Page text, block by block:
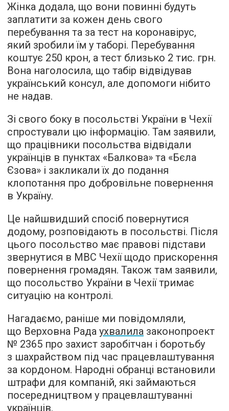
Жінка додала, що вони повинні будуть
заплатити за кожен день свого
перебування та за тест на коронавірус,
який зробили їм у таборі. Перебування
коштує 250 крон, а тест близько 2 тис. грн.
Вона наголосила, що табір відвідував
український консул, але допомоги нібито
не надав.
Зі свого боку в посольстві України в Чехії
спростували цю інформацію. Там заявили,
що працівники посольства відвідали
українців в пунктах «Балкова» та «Бєла
Єзова» і закликали їх до подання
клопотання про добровільне повернення
в Україну.
Це найшвидший спосіб повернутися
додому, розповідають в посольстві. Після
цього посольство має правові підстави
звернутися в МВС Чехії щодо прискорення
повернення громадян. Також там заявили,
що посольство України в Чехії тримає
ситуацію на контролі.
Нагадаємо, раніше ми повідомляли,
що Верховна Рада ухвалила законопроект
№ 2365 про захист заробітчан і боротьбу
з шахрайством під час працевлаштування
за кордоном. Народні обранці встановили
штрафи для компаній, які займаються
посередництвом у працевлаштуванні
українців.